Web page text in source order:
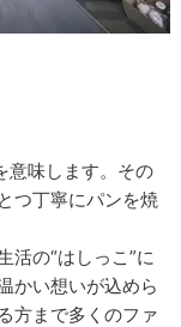
意味します。その
つ丁寧にパンを焼
活の“はしっこ”に
かい想いが込めら
方まで多くのファ